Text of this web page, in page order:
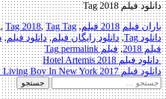
دانلود فیلم Tag 2018
باران فیلم 2018 فیلم ,
, Tag 2018,Tag Tag
دانلود Tag
,دانلود رایگان فیلم,دانلود فیلم,
فیلم 2018
,فیلم Tagpermalink
Post
navigation
دانلود فیلم Hotel Artemis 2018
دانلود فیلم The Only Living Boy In New York 2017
جستجو
برای: